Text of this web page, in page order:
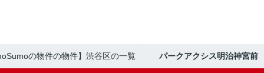
の物件の物件】渋谷区の一覧 パークアクシス明治神宮前